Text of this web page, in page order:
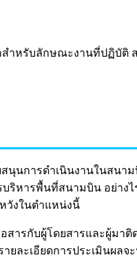
ำหรับลักษณะงานที่ปฏิบัติ
นการดำเนินงานในสนาม
ริหารพื้นที่สนามบิน อย่าง
วังในตำแหน่งนี้
รกับผู้โดยสารและผู้มาติ
ละเอียดการประเมินผล